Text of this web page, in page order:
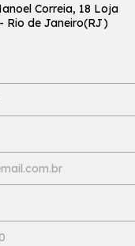
Correia, 18 Loja
Rio de Janeiro(RJ)